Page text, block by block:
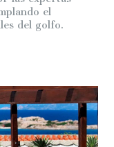
el
del golfo.